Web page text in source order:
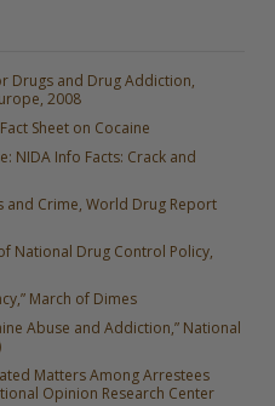
Drugs and Drug Addiction,
2008
Sheet on Cocaine
NIDA Info Facts: Crack and
Crime, World Drug Report
National Drug Control Policy,
March of Dimes
Abuse and Addiction,” National
Matters Among Arrestees
Opinion Research Center